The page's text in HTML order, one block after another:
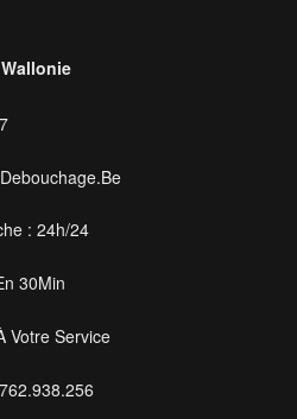
: 24h/24
30Min
Votre Service